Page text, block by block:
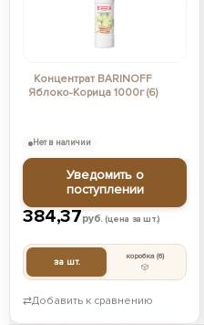
Концентрат BARINOFF
Яблоко-Корица 1000г (6)
384,37руб.(цена за шт.)
за шт. коробка(6)
Нет в наличии
Уведомить о
поступлении
⇄Добавить к сравнению